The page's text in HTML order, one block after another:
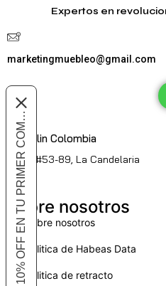
Expertos en
marketingmuebleo@gmail.com
Medellin Colombia
Cl. 51 #53-89, La Candelaria
Sobre nosotros
Sobre nosotros
Politica de Habeas Data
Politica de retracto
10% OFF EN TU PRIMER COMPRA